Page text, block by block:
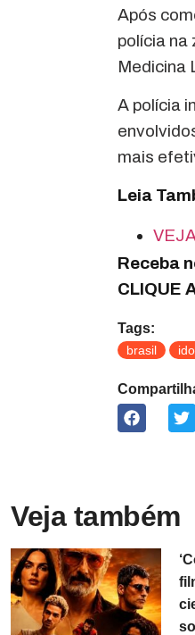
Após
polícia na
Medicina
A polícia
mais
Leia
Receba
CLIQUE
Tags:
brasil
Veja também